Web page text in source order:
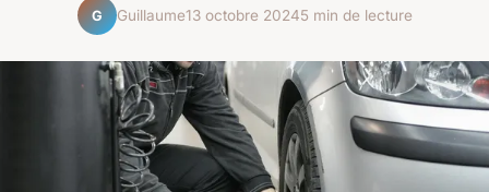
G Guillaume13 octobre 20245 min de lecture